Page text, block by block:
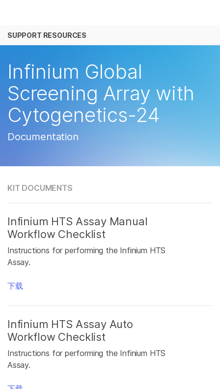
解决方案
公司
支持
推荐内容链接
SUPPORT RESOURCES
Infinium Global
Screening Array with
Cytogenetics-24
Documentation
KIT DOCUMENTS
Infinium HTS Assay Manual
Workflow Checklist
Instructions for performing the Infinium HTS
Assay.
下载
Infinium HTS Assay Auto
Workflow Checklist
Instructions for performing the Infinium HTS
Assay.
查看更多相关内容。选择您感兴趣的领域:
微生物学
复杂疾病